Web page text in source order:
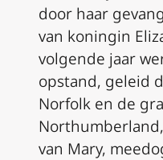
door haar
van koningin
volgende jaar
opstand, geleid
Norfolk en de
van Mary,